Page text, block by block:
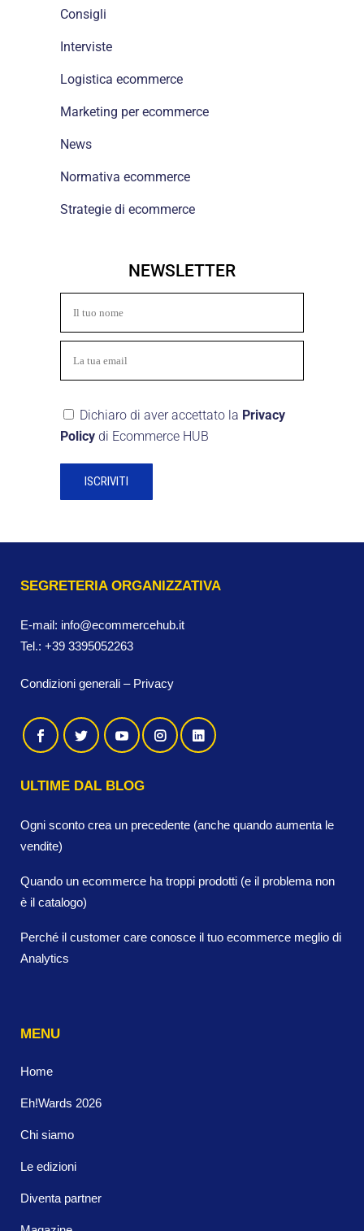
Consigli
Interviste
Logistica ecommerce
Marketing per ecommerce
News
Normativa ecommerce
Strategie di ecommerce
NEWSLETTER
Dichiaro di aver accettato la Privacy
Policy di Ecommerce HUB
SEGRETERIA ORGANIZZATIVA
E-mail: info@ecommercehub.it
Tel.: +39 3395052263
Condizioni generali – Privacy
ULTIME DAL BLOG
Ogni sconto crea un precedente (anche quando aumenta le
vendite)
Quando un ecommerce ha troppi prodotti (e il problema non
è il catalogo)
Perché il customer care conosce il tuo ecommerce meglio di
Analytics
MENU
Home
Eh!Wards 2026
Chi siamo
Le edizioni
Diventa partner